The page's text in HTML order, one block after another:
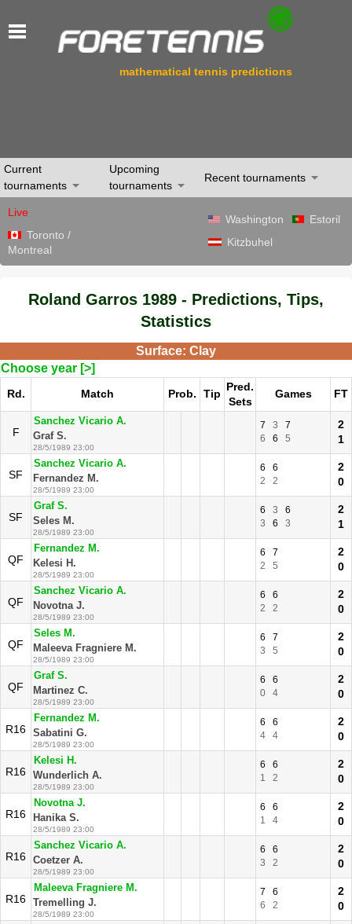
mathematical tennis predictions
Current
tournaments
Upcoming
tournaments
Recent tournaments
Live
Toronto /
Montreal
Washington
Estoril
Kitzbuhel
Roland Garros 1989 - Predictions, Tips,
Statistics
Surface: Clay
Choose year [>]
Rd. Match Prob. Tip
Pred.
Sets
Games FT
F
Sanchez Vicario A.
Graf S.
28/5/1989 23:00
7 3
7
6
6 5
2
1
SF
Sanchez Vicario A.
Fernandez M.
28/5/1989 23:00
6
6
2
2
2
0
SF
Graf S.
Seles M.
28/5/1989 23:00
6 3
6
3
6 3
2
1
QF
Fernandez M.
Kelesi H.
28/5/1989 23:00
6
7
2
5
2
0
QF
Sanchez Vicario A.
Novotna J.
28/5/1989 23:00
6
6
2
2
2
0
QF
Seles M.
Maleeva Fragniere M.
28/5/1989 23:00
6
7
3
5
2
0
QF
Graf S.
Martinez C.
28/5/1989 23:00
6
6
0
4
2
0
R16
Fernandez M.
Sabatini G.
28/5/1989 23:00
6
6
4
4
2
0
R16
Kelesi H.
Wunderlich A.
28/5/1989 23:00
6
6
1
2
2
0
R16
Novotna J.
Hanika S.
28/5/1989 23:00
6
6
1
4
2
0
R16
Sanchez Vicario A.
Coetzer A.
28/5/1989 23:00
6
6
3
2
2
0
R16
Maleeva Fragniere M.
Tremelling J.
28/5/1989 23:00
7
6
6
2
2
0